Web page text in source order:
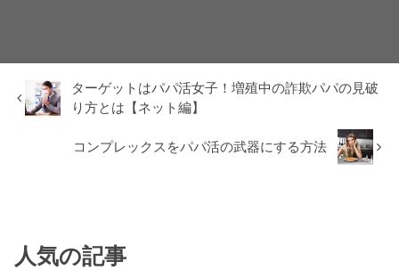
ターゲットはパパ活女子！増殖中の詐欺パパの見破
り方とは【ネット編】
コンプレックスをパパ活の武器にする方法
人気の記事